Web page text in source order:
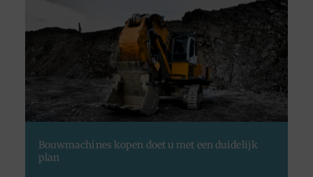
Bouwmachines kopen doet u met een duidelijk
plan